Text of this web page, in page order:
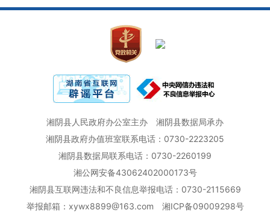
湘阴县人民政府办公室主办
湘阴县数据局承办
湘阴县政府办值班室联系电话：0730-2223205
湘阴县数据局联系电话：0730-2260199
湘公网安备43062402000173号
湘阴县互联网违法和不良信息举报电话：0730-2115669
举报邮箱：xywx8899@163.com
湘ICP备09009298号